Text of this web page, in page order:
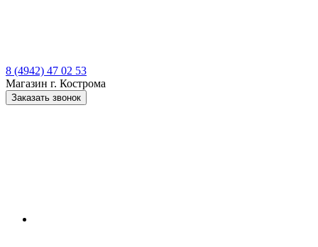
8 (4942) 47 02 53
Магазин г. Кострома
Заказать звонок